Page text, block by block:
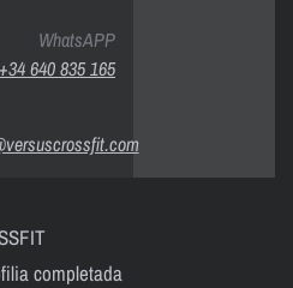
WhatsAPP
+34 640 835 165
completada